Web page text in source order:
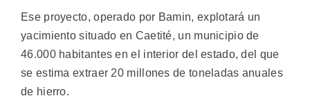
Ese proyecto, operado por Bamin, explotará un
yacimiento situado en Caetité, un municipio de
46.000 habitantes en el interior del estado, del que
se estima extraer 20 millones de toneladas anuales
de hierro.